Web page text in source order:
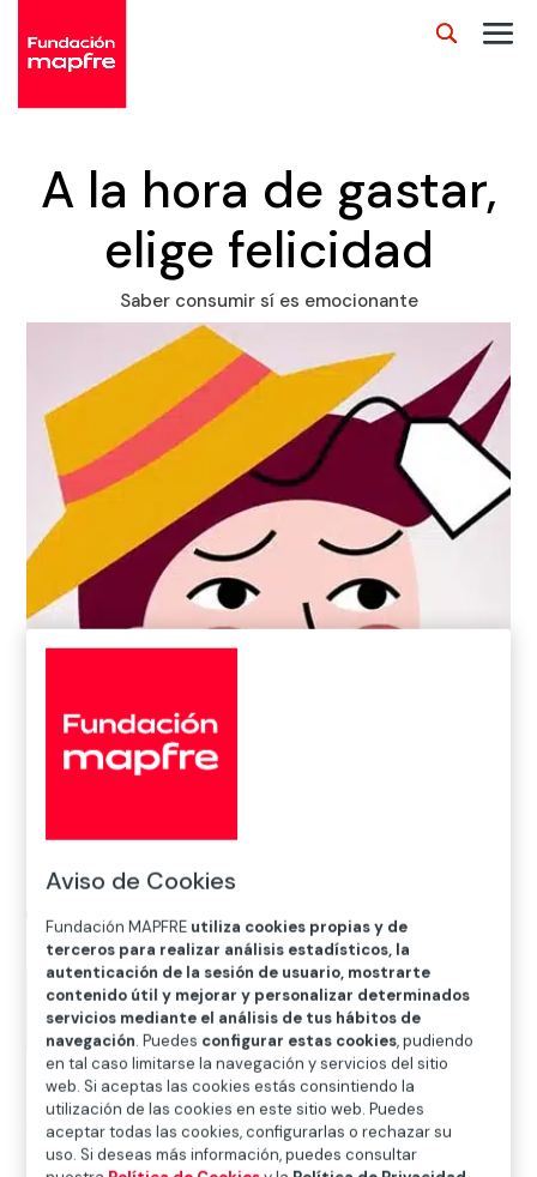
A la hora de gastar,
elige felicidad
Saber consumir sí es emocionante
Inicio>Noticias>Ahorro e Inversión>A la hora de
gastar, elige felicidad
Aviso de Cookies
Fundación MAPFRE utiliza cookies propias y de
terceros para realizar análisis estadísticos, la
autenticación de la sesión de usuario, mostrarte
contenido útil y mejorar y personalizar determinados
servicios mediante el análisis de tus hábitos de
navegación. Puedes configurar estas cookies, pudiendo
en tal caso limitarse la navegación y servicios del sitio
web. Si aceptas las cookies estás consintiendo la
utilización de las cookies en este sitio web. Puedes
aceptar todas las cookies, configurarlas o rechazar su
uso. Si deseas más información, puedes consultar